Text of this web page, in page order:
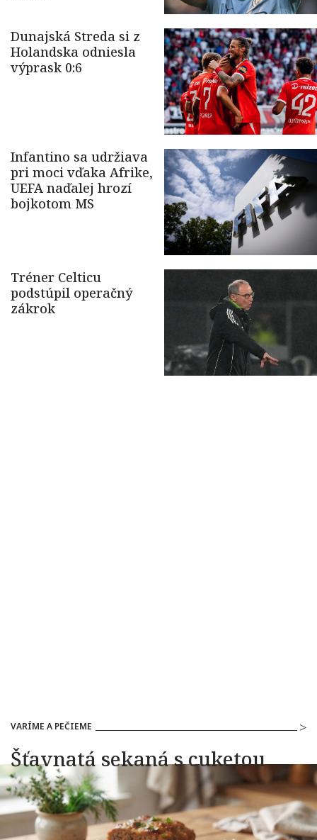
VARÍME A PEČIEME